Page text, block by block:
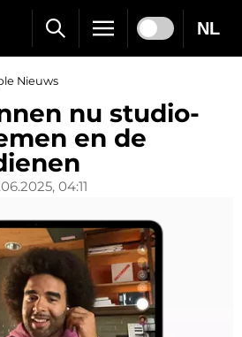
NL
Nieuws
nu studio-
en de
04:11